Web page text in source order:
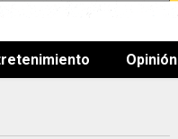
Opinión